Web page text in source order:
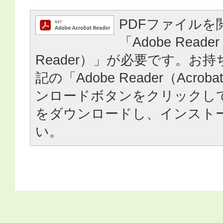
PDFファイルを
「Adobe
Reader）」が必要です。お持
記の「Adobe Reader（
ンロードボタンをクリックし
をダウンロードし、インスト
い。